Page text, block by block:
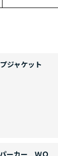
ジャケット
ーカー ＷＯ